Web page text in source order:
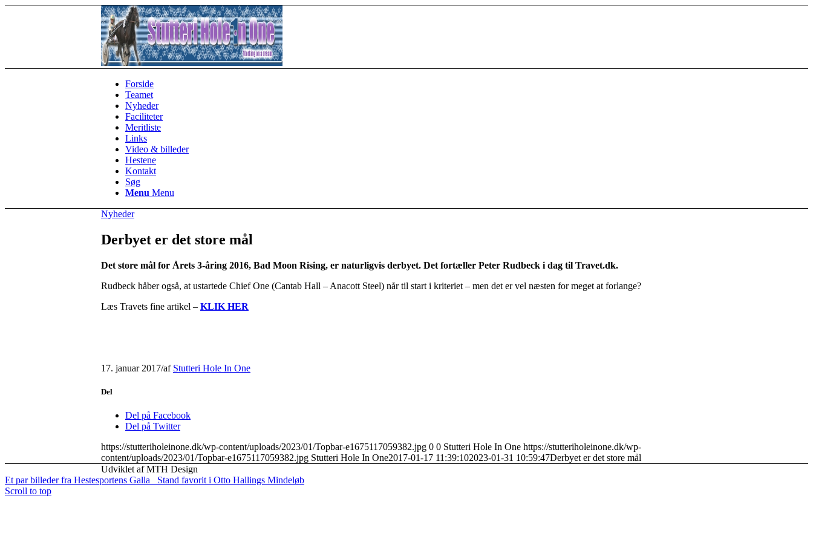
Forside
Teamet
Nyheder
Faciliteter
Meritliste
Links
Video & billeder
Hestene
Kontakt
Søg
Menu Menu
Nyheder
Derbyet er det store mål
Det store mål for Årets 3-åring 2016, Bad Moon Rising, er naturligvis derbyet. Det fortæller Peter Rudbeck i dag til Travet.dk.
Rudbeck håber også, at ustartede Chief One (Cantab Hall – Anacott Steel) når til start i kriteriet – men det er vel næsten for meget at forlange?
Læs Travets fine artikel – KLIK HER
17. januar 2017/af Stutteri Hole In One
Del
Del på Facebook
Del på Twitter
https://stutteriholeinone.dk/wp-content/uploads/2023/01/Topbar-e1675117059382.jpg 0 0 Stutteri Hole In One https://stutteriholeinone.dk/wp-
content/uploads/2023/01/Topbar-e1675117059382.jpg Stutteri Hole In One2017-01-17 11:39:102023-01-31 10:59:47Derbyet er det store mål
Udviklet af MTH Design
Et par billeder fra Hestesportens Galla
Stand favorit i Otto Hallings Mindeløb
Scroll to top